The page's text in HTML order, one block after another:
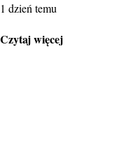
1 dzień temu
Czytaj więcej